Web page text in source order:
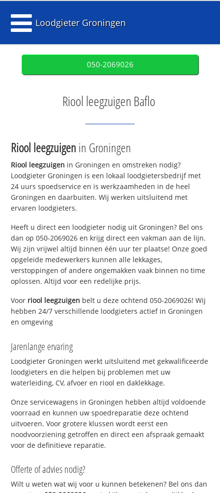
Loodgieter Groningen
050-2069026
Riool leegzuigen Baflo
Riool leegzuigen in Groningen
Riool leegzuigen in Groningen en omstreken nodig?
Loodgieter Groningen is een lokaal loodgietersbedrijf met
24 uurs spoedservice en is werkzaamheden in de heel
Groningen en daarbuiten. Wij werken uitsluitend met
ervaren loodgieters.
Heeft u direct een loodgieter nodig uit Groningen? Bel ons
dan op 050-2069026 en krijg direct een vakman aan de lijn.
Wij zijn vrijwel altijd binnen één uur ter plaatse! Onze goed
opgeleide medewerkers kunnen alle lekkages,
verstoppingen of andere ongemakken vaak binnen no time
oplossen. Altijd voor een redelijke prijs.
Voor riool leegzuigen belt u deze ochtend 050-2069026! Wij
hebben 24/7 verschillende loodgieters actief in Groningen
en omgeving
Jarenlange ervaring
Loodgieter Groningen werkt uitsluitend met gekwalificeerde
loodgieters en die helpen bij problemen met uw
waterleiding, CV, afvoer en riool en daklekkage.
Onze servicewagens in Groningen hebben altijd voldoende
voorraad en kunnen uw spoedreparatie deze ochtend
uitvoeren. Voor grotere klussen wordt eerst een
noodvoorziening getroffen en direct een afspraak gemaakt
voor de definitieve reparatie.
Offerte of advies nodig?
Wilt u weten wat wij voor u kunnen betekenen? Bel ons dan